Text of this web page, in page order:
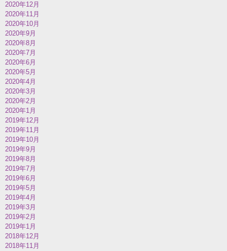
2020年12月
2020年11月
2020年10月
2020年9月
2020年8月
2020年7月
2020年6月
2020年5月
2020年4月
2020年3月
2020年2月
2020年1月
2019年12月
2019年11月
2019年10月
2019年9月
2019年8月
2019年7月
2019年6月
2019年5月
2019年4月
2019年3月
2019年2月
2019年1月
2018年12月
2018年11月